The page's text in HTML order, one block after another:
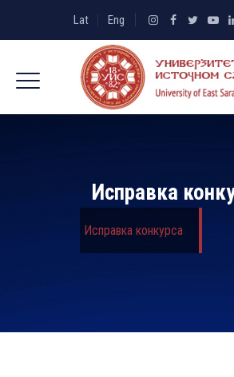
Lat Eng
Исправка
Исправка конкурса